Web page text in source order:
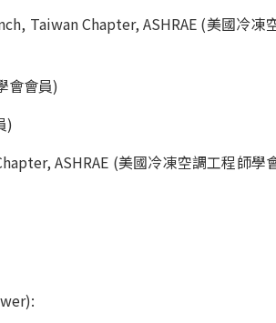
Taiwan Chapter, ASHRAE (美國冷凍
會會員)
)
ASHRAE (美國冷凍空調工程師學